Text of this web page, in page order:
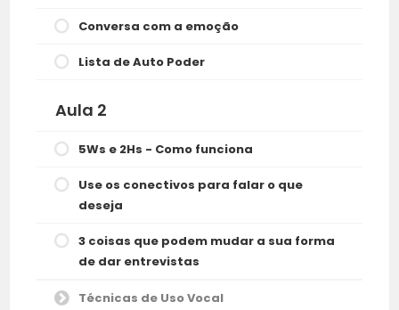
Conversa com a emoção
Lista de Auto Poder
Aula 2
5Ws e 2Hs - Como funciona
Use os conectivos para falar o que
deseja
3 coisas que podem mudar a sua forma
de dar entrevistas
Técnicas de Uso Vocal